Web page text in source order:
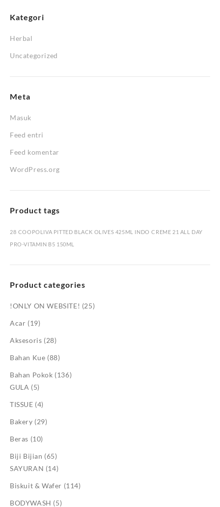
Kategori
Herbal
Uncategorized
Meta
Masuk
Feed entri
Feed komentar
WordPress.org
Product tags
28 COOPOLIVA PITTED BLACK OLIVES 425ML INDO CREME 21 ALL DAY
PRO-VITAMIN B5 150ML
Product categories
!ONLY ON WEBSITE! (25)
Acar (19)
Aksesoris (28)
Bahan Kue (88)
Bahan Pokok (136)
GULA (5)
TISSUE (4)
Bakery (29)
Beras (10)
Biji Bijian (65)
SAYURAN (14)
Biskuit & Wafer (114)
BODYWASH (5)